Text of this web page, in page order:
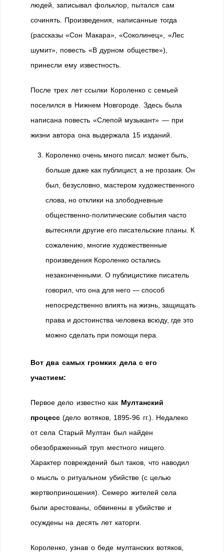
людей, записывал фольклор, пытался сам
сочинять. Произведения, написанные тогда
(рассказы «Сон Макара», «Соколинец», «Лес
шумит», повесть «В дурном обществе»),
принесли ему известность.
После трех лет ссылки Короленко с семьей
поселился в Нижнем Новгороде. Здесь была
написана повесть «Слепой музыкант» — при
жизни автора она выдержала 15 изданий.
Короленко очень много писал: может быть,
больше даже как публицист, а не прозаик. Он
был, безусловно, мастером художественного
слова, но отклики на злободневные
общественно-политические события часто
вытесняли другие его писательские планы. К
сожалению, многие художественные
произведения Короленко остались
незаконченными. О публицистике писатель
говорил, что она для него — способ
непосредственно влиять на жизнь, защищать
права и достоинства человека всюду, где это
можно сделать при помощи пера.
Вот два самых громких дела с его
участием:
Первое дело известно как Мултанский
процесс (дело вотяков, 1895-96 гг.). Недалеко
от села Старый Мултан был найден
обезображенный труп местного нищего.
Характер повреждений был таков, что наводил
о мысль о ритуальном убийстве (с целью
жертвоприношения). Семеро жителей села
были арестованы, обвинены в убийстве и
осуждены на десять лет каторги.
Короленко, узнав о беде мултанских вотяков,